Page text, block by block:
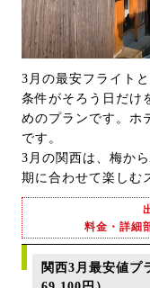
3月の最安フライト
条件がそろう日だけ
めのプランです。ホ
です。
3月の関西は、梅か
期に合わせて楽しむ
料金・詳細
関西3月最安値プ